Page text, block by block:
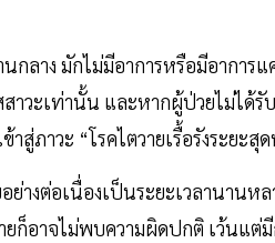
กลาง มักไม่มีอาการหรือมีอาการ
สาวะเท่านั้น และหากผู้ป่วยไม่ได้
สู่ภาวะ “โรคไตวายเรื้อรังระยะสุ
อย่างต่อเนื่องเป็นระยะเวลานาน
ยก็อาจไม่พบความผิดปกติ เว้นแต่